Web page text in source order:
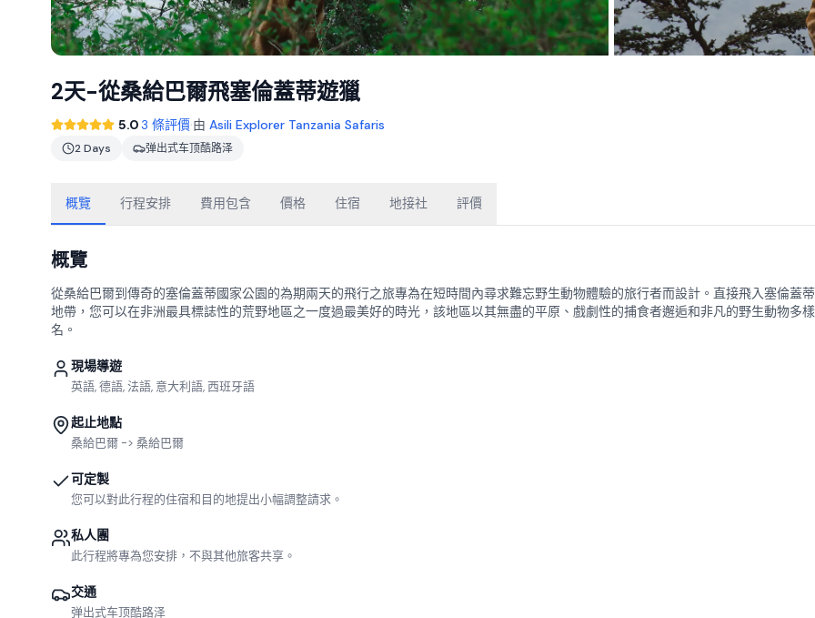
2天-從桑給巴爾飛塞倫蓋蒂遊獵
5.03 條評價·由 Asili Explorer Tanzania Safaris
2 Days 弹出式车顶酷路泽
概覽 行程安排 費用包含 價格 住宿 地接社 評價
概覽
從桑給巴爾到傳奇的塞倫蓋蒂國家公園的為期兩天的飛行之旅專為在短時間內尋求難忘野生動物體驗的旅行者而設計。直接飛入塞倫蓋
地帶，您可以在非洲最具標誌性的荒野地區之一度過最美好的時光，該地區以其無盡的平原、戲劇性的捕食者邂逅和非凡的野生動物多
名。
現場導遊
英語, 德語, 法語, 意大利語, 西班牙語
起止地點
桑給巴爾 -> 桑給巴爾
可定製
您可以對此行程的住宿和目的地提出小幅調整請求。
私人團
此行程將專為您安排，不與其他旅客共享。
交通
弹出式车顶酷路泽